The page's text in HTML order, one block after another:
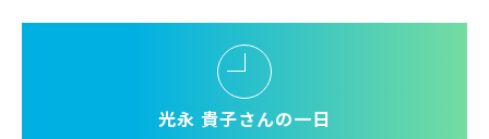
光永 貴子さんの一日